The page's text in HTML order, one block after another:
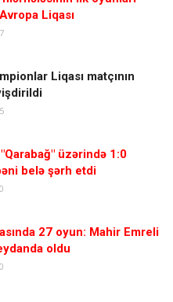
Liqası
Liqası matçının
üzərində 1:0
belə şərh etdi
27 oyun: Mahir Emreli
oldu